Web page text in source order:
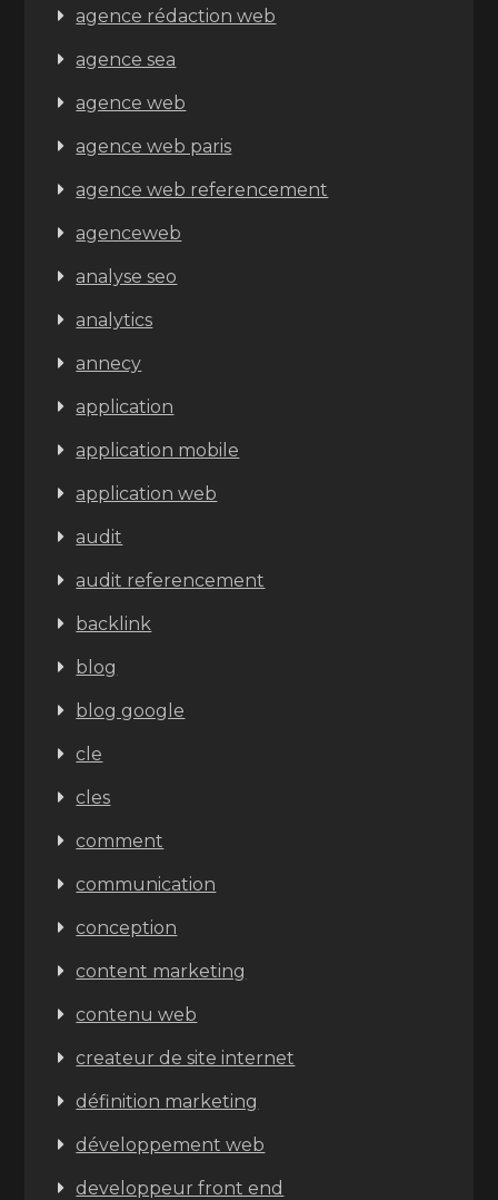
agence rédaction web
agence sea
agence web
agence web paris
agence web referencement
agenceweb
analyse seo
analytics
annecy
application
application mobile
application web
audit
audit referencement
backlink
blog
blog google
cle
cles
comment
communication
conception
content marketing
contenu web
createur de site internet
définition marketing
développement web
developpeur front end